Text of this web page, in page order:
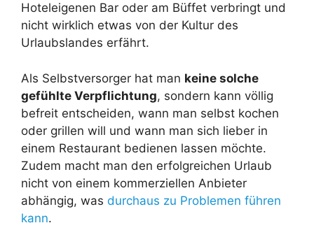
Hoteleigenen Bar oder am Büffet verbringt und
nicht wirklich etwas von der Kultur des
Urlaubslandes erfährt.
Als Selbstversorger hat man keine solche
gefühlte Verpflichtung, sondern kann völlig
befreit entscheiden, wann man selbst kochen
oder grillen will und wann man sich lieber in
einem Restaurant bedienen lassen möchte.
Zudem macht man den erfolgreichen Urlaub
nicht von einem kommerziellen Anbieter
abhängig, was durchaus zu Problemen führen
kann.